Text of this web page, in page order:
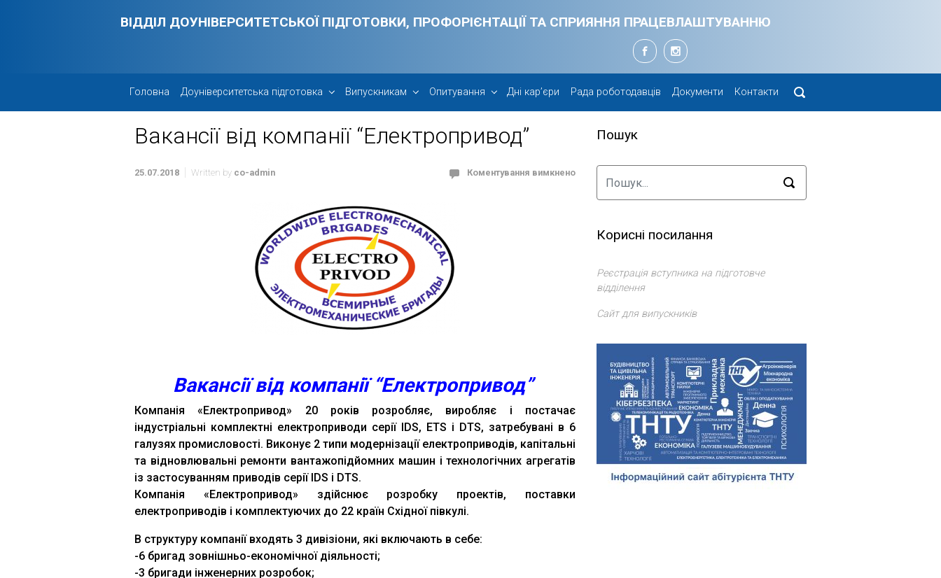
ВІДДІЛ ДОУНІВЕРСИТЕТСЬКОЇ ПІДГОТОВКИ, ПРОФОРІЄНТАЦІЇ ТА СПРИЯННЯ ПРАЦЕВЛАШТУВАННЮ
Головна Доуніверситетська підготовка Випускникам Опитування Дні кар’єри Рада роботодавців Документи Контакти
Вакансії від компанії “Електропривод”
25.07.2018 Written by co-admin Коментування вимкнено
Вакансії від компанії “Електропривод”
Компанія «Електропривод» 20 років розробляє, виробляє і постачає
індустріальні комплектні електроприводи серії IDS, ETS і DTS, затребувані в 6
галузях промисловості. Виконує 2 типи модернізації електроприводів, капітальні
та відновлювальні ремонти вантажопідйомних машин і технологічних агрегатів
із застосуванням приводів серії IDS і DТS.
Компанія «Електропривод» здійснює розробку проектів, поставки
електроприводів і комплектуючих до 22 країн Східної півкулі.
В структуру компанії входять 3 дивізіони, які включають в себе:
-6 бригад зовнішньо-економічної діяльності;
-3 бригади інженерних розробок;
Пошук
Корисні посилання
Реєстрація вступника на підготовче
відділення
Сайт для випускників